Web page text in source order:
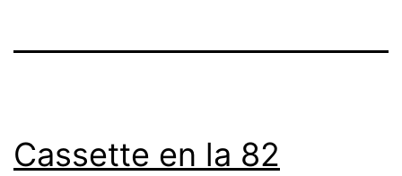
Cassette en la 82